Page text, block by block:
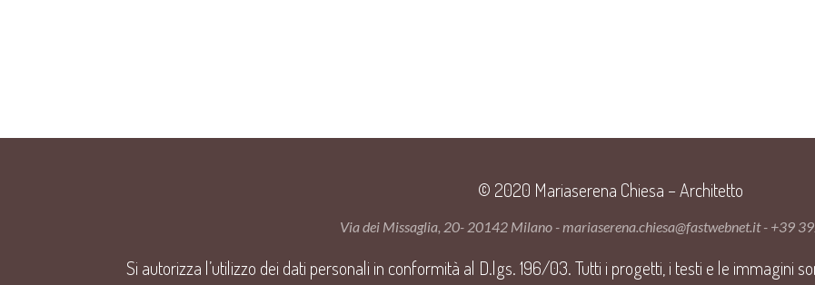
© 2020 Mariaserena Chiesa – Architetto
Via dei Missaglia, 20- 20142 Milano - mariaserena.chiesa@fastwebnet.it - +39
Si autorizza l’utilizzo dei dati personali in conformità al D.lgs. 196/03. Tutti i progetti, i testi e le immagini